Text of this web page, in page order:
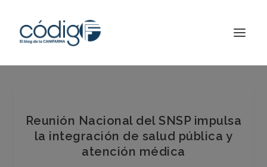
Reunión Nacional del SNSP impulsa
la integración de salud pública y
atención médica